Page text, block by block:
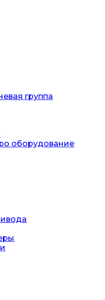
группа
оборудование